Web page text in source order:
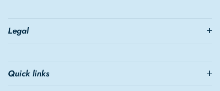
Legal
Quick links